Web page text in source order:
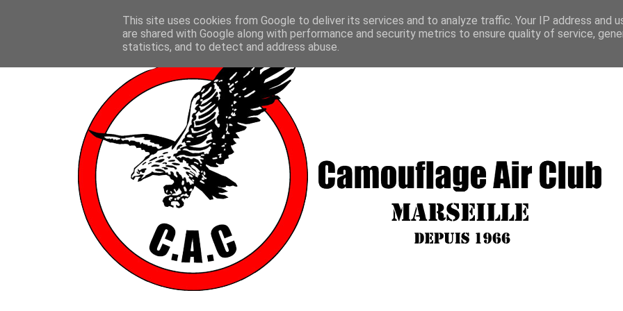
This site uses cookies from Google to deliver its services and to analyze traffic. Your IP address and
are shared with Google along with performance and security metrics to ensure quality of service,
statistics, and to detect and address abuse.